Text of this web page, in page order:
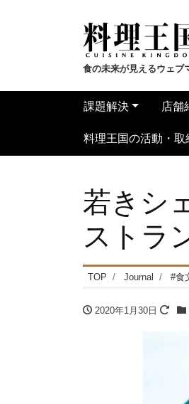
食の未来が見えるウェブ
課題解決 店舗
料理王国の活動・取
若きシ
ストラ
TOP Journal #食
2020年1月30日